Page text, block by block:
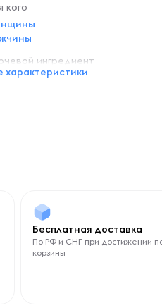
кого
ингредиент
характеристики
Бесплатная доставка
По РФ и СНГ при достижении
корзины